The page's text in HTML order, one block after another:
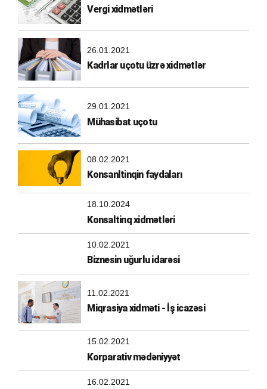
Vergi xidmətləri
26.01.2021
Kadrlar uçotu üzrə xidmətlər
29.01.2021
Mühasibat uçotu
08.02.2021
Konsanltinqin faydaları
18.10.2024
Konsaltinq xidmətləri
10.02.2021
Biznesin uğurlu idarəsi
11.02.2021
Miqrasiya xidməti - İş icazəsi
15.02.2021
Korparativ mədəniyyət
16.02.2021